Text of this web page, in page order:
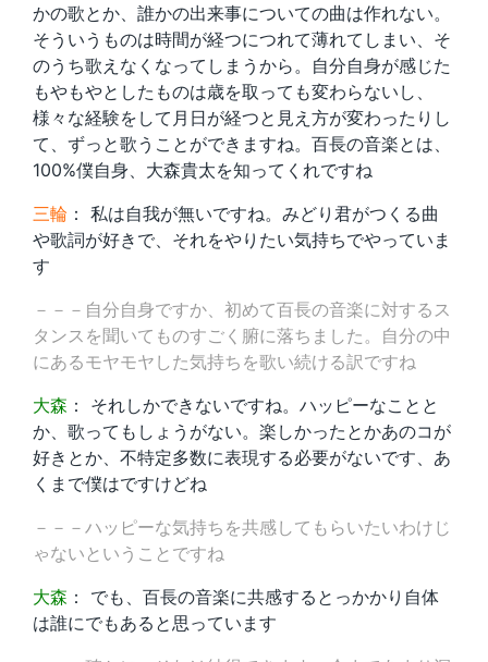
かの歌とか、誰かの出来事についての曲は作れない。
そういうものは時間が経つにつれて薄れてしまい、そ
のうち歌えなくなってしまうから。自分自身が感じた
もやもやとしたものは歳を取っても変わらないし、
様々な経験をして月日が経つと見え方が変わったりし
て、ずっと歌うことができますね。百長の音楽とは、
100%僕自身、大森貴太を知ってくれですね
三輪 ： 私は自我が無いですね。みどり君がつくる曲
や歌詞が好きで、それをやりたい気持ちでやっていま
す
－－－自分自身ですか、初めて百長の音楽に対するス
タンスを聞いてものすごく腑に落ちました。自分の中
にあるモヤモヤした気持ちを歌い続ける訳ですね
大森 ： それしかできないですね。ハッピーなことと
か、歌ってもしょうがない。楽しかったとかあのコが
好きとか、不特定多数に表現する必要がないです、あ
くまで僕はですけどね
－－－ハッピーな気持ちを共感してもらいたいわけじ
ゃないということですね
大森 ： でも、百長の音楽に共感するとっかかり自体
は誰にでもあると思っています